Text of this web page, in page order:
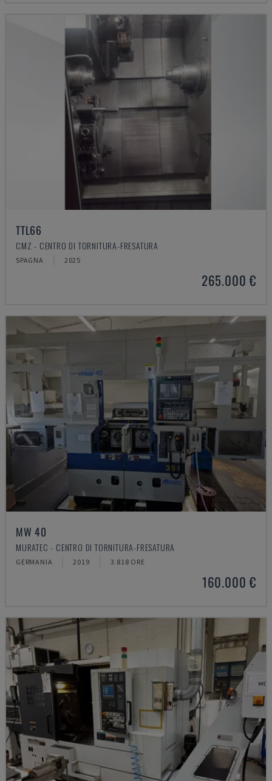
TTL66
CMZ - CENTRO DI TORNITURA-FRESATURA
SPAGNA 2025
265.000 €
MW 40
MURATEC - CENTRO DI TORNITURA-FRESATURA
GERMANIA 2019 3.818 ORE
160.000 €